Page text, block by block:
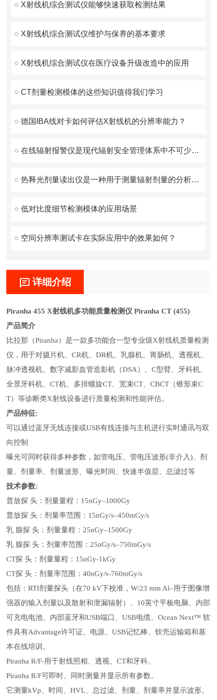
X射线机综合测试仪能够快速获取检测结果
X射线机综合测试仪维护与保养的基本要求
X射线机综合测试仪在医疗设备升级改造中的应用
CT剂量检测模体的这些知识值得我们学习
德国IBA线对卡如何评估X射线机的分辨率能力？
在线辐射报警仪是现代辐射安全管理体系中不可少的一环
热释光剂量读出仪是一种用于测量辐射剂量的分析设备
低对比度细节检测模体的应用场景
空间分辨率测试卡在实际应用中的效果如何？
详细介绍
Piranha 455 X射线机多功能质量检测仪 Piranha CT (455)
产品简介
比拉那（Piranha）是一款多功能合一型专业级X射线机质量检测
仪，用于对摄片机、CR机、DR机、乳腺机、胃肠机、透视机、
脉冲透视机、数字减影血管造影机（DSA）、C型臂、牙科机、
全景牙科机、CT机、多排螺旋CT、宽束CT、CBCT（锥形束C
T）等诊断类X射线设备进行质量检测和性能评估。
产品特征:
可以通过蓝牙无线连接或USB有线连接与主机进行实时通讯与双
向控制
曝光可同时获得多种参数，如管电压、管电压波形(非介入)、剂
量、剂量率、剂量波形、曝光时间、快速半值层、总滤过等
技术参数:
普放探 头：剂量量程： 15nGy–1000Gy
普放探 头：剂量率范围： 15nGy/s–450mGy/s
乳 腺探 头：剂量量程： 25nGy–1500Gy
乳 腺探 头：剂量率范围： 25nGy/s–750mGy/s
CT探 头：剂量量程：15nGy-1kGy
CT探 头：剂量率范围：40nGy/s-760mGy/s
包括：RTI剂量探头（在70 kV下校准，W/23 mm Al–用于图像增
强器的输入剂量以及散射和泄漏辐射）、10英寸平板电脑、内部
可充电电池、内部蓝牙和USB端口、USB电缆、Ocean Next™ 软
件具有Advantage许可证、电源、USB记忆棒、软壳运输箱和基
本在线培训。
Piranha R/F-用于射线照相、透视、CT和牙科。
Piranha R/F可即时、同时测量并显示所有参数。
它测量kVp、时间、HVL、总过滤、剂量、剂量率并显示波形。